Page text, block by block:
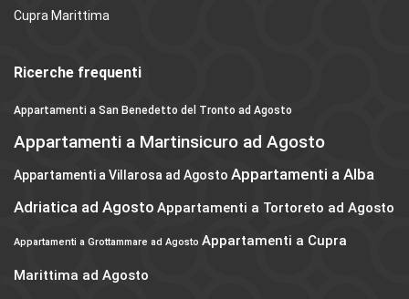
Cupra Marittima
Ricerche frequenti
Appartamenti a San Benedetto del Tronto ad Agosto
Appartamenti a Martinsicuro ad Agosto
Appartamenti a Villarosa ad Agosto Appartamenti a Alba
Adriatica ad Agosto Appartamenti a Tortoreto ad Agosto
Appartamenti a Grottammare ad Agosto Appartamenti a Cupra
Marittima ad Agosto